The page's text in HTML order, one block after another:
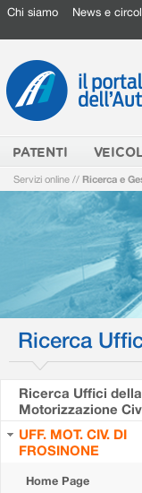
Chi siamo News e
PATENTI
Servizi online // Ricerca e
Ricerca
Ricerca Uffici della
Motorizzazione
UFF. MOT. CIV. DI
FROSINONE
Home Page